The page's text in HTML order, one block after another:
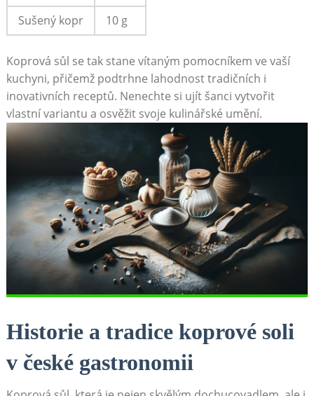
Sušený kopr
10 g
Koprová sůl se tak stane⁣ vítaným pomocníkem‌ ve ⁤vaší
‌kuchyni, přičemž ​podtrhne lahodnost⁣ tradičních i
inovativních receptů. Nenechte⁣ si ujít ‌šanci vytvořit
vlastní variantu a osvěžit svoje kulinářské umění.
Historie⁤ a tradice koprové ⁤soli
v české gastronomii